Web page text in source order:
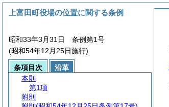
上富田町役場の位置に関する条例
昭和33年3月31日 条例第1号
(昭和54年12月25日施行)
条項目次
沿革
本則
第1項
附則